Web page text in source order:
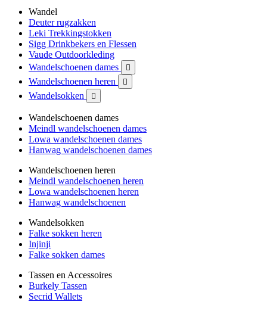
Wandel
Deuter rugzakken
Leki Trekkingstokken
Sigg Drinkbekers en Flessen
Vaude Outdoorkleding
Wandelschoenen dames

Wandelschoenen heren 
Wandelsokken 
Wandelschoenen dames
Meindl wandelschoenen dames
Lowa wandelschoenen dames
Hanwag wandelschoenen dames
Wandelschoenen heren
Meindl wandelschoenen heren
Lowa wandelschoenen heren
Hanwag wandelschoenen
Wandelsokken
Falke sokken heren
Injinji
Falke sokken dames
Tassen en Accessoires
Burkely Tassen
Secrid Wallets